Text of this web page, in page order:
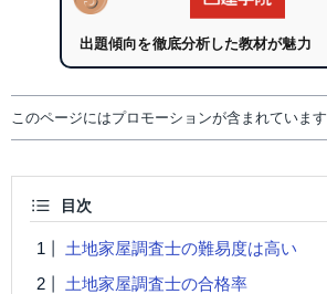
出題傾向を徹底分析した教材が魅力
このページにはプロモーションが含まれています
目次
土地家屋調査士の難易度は高い
土地家屋調査士の合格率